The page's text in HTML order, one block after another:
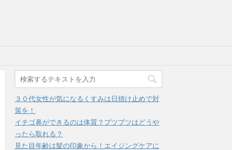
３０代女性が気になるくすみは日焼け止めで対
策を！
イチゴ鼻ができるのは体質？プツプツはどうや
ったら取れる？
見た目年齢は髪の印象から！エイジングケアに